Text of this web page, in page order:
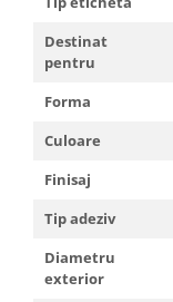
Destinat
pentru
Forma
Culoare
Finisaj
Tip adeziv
Diametru
exterior